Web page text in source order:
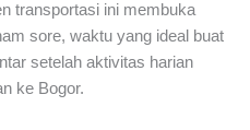
transportasi ini membuka
sore, waktu yang ideal buat
setelah aktivitas harian
ke Bogor.